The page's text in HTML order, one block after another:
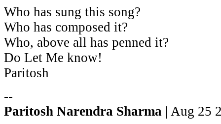
Who has sung this song?
Who has composed it?
Who, above all has penned it?
Do Let Me know!
Paritosh
--
Paritosh Narendra Sharma | Aug 25